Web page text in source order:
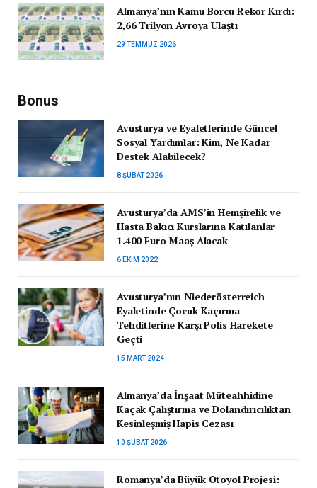
Almanya’nın Kamu Borcu Rekor Kırdı:
2,66 Trilyon Avroya Ulaştı
29 TEMMUZ 2026
Bonus
Avusturya ve Eyaletlerinde Güncel
Sosyal Yardımlar: Kim, Ne Kadar
Destek Alabilecek?
8 ŞUBAT 2026
Avusturya’da AMS’in Hemşirelik ve
Hasta Bakıcı Kurslarına Katılanlar
1.400 Euro Maaş Alacak
6 EKIM 2022
Avusturya’nın Niederösterreich
Eyaletinde Çocuk Kaçırma
Tehditlerine Karşı Polis Harekete
Geçti
15 MART 2024
Almanya’da İnşaat Müteahhidine
Kaçak Çalıştırma ve Dolandırıcılıktan
Kesinleşmiş Hapis Cezası
10 ŞUBAT 2026
Romanya’da Büyük Otoyol Projesi: